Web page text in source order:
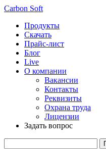
Carbon Soft
Продукты
Скачать
Прайс-лист
Блог
Live
О компании
Вакансии
Контакты
Реквизиты
Охрана труда
Лицензии
Задать вопрос